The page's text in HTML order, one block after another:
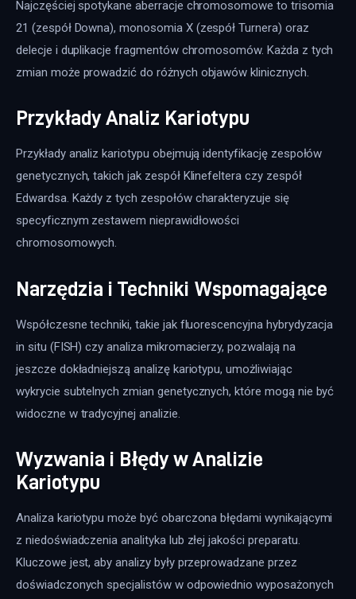
Najczęściej spotykane aberracje chromosomowe to trisomia
21 (zespół Downa), monosomia X (zespół Turnera) oraz
delecje i duplikacje fragmentów chromosomów. Każda z tych
zmian może prowadzić do różnych objawów klinicznych.
Przykłady Analiz Kariotypu
Przykłady analiz kariotypu obejmują identyfikację zespołów
genetycznych, takich jak zespół Klinefeltera czy zespół
Edwardsa. Każdy z tych zespołów charakteryzuje się
specyficznym zestawem nieprawidłowości
chromosomowych.
Narzędzia i Techniki Wspomagające
Współczesne techniki, takie jak fluorescencyjna hybrydyzacja
in situ (FISH) czy analiza mikromacierzy, pozwalają na
jeszcze dokładniejszą analizę kariotypu, umożliwiając
wykrycie subtelnych zmian genetycznych, które mogą nie być
widoczne w tradycyjnej analizie.
Wyzwania i Błędy w Analizie
Kariotypu
Analiza kariotypu może być obarczona błędami wynikającymi
z niedoświadczenia analityka lub złej jakości preparatu.
Kluczowe jest, aby analizy były przeprowadzane przez
doświadczonych specjalistów w odpowiednio wyposażonych